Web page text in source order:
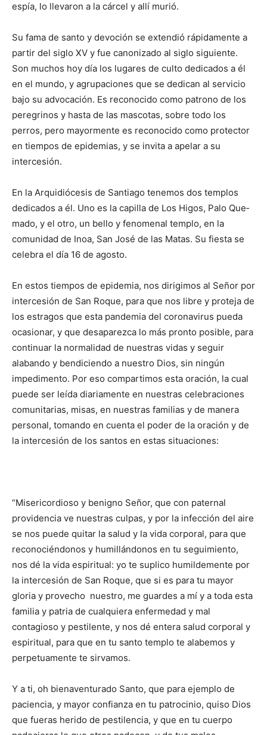
espía, lo llevaron a la cárcel y allí murió.
Su fama de santo y devoción se extendió rápidamente a
partir del siglo XV y fue ­canoni­zado al siglo siguiente.
Son muchos hoy día los lugares de culto dedicados a él
en el mundo, y agrupacio­nes que se dedican al servicio
bajo su advocación. Es reconocido como patrono de los
peregrinos y hasta de las mascotas, sobre todo los
perros, pero mayormente es reco­nocido como protector
en tiempos de epide­mias, y se invita a ape­lar a su
intercesión.
En la Arquidiócesis de Santiago tenemos dos templos
dedicados a él. Uno es la capilla de Los Higos, Palo Que­
mado, y el otro, un bello y fenomenal templo, en la
comunidad de Inoa, San José de las Matas. Su fiesta se
celebra el día 16 de agosto.
En estos tiempos de epidemia, nos dirigimos al Señor por
intercesión de San Roque, para que nos libre y proteja de
los estragos que esta pandemia del coronavirus pueda
ocasionar, y que desaparezca lo más pronto posible, para
continuar la normalidad de nuestras vidas y seguir
alabando y bendiciendo a nuestro Dios, sin nin­gún
impedimento. Por eso compartimos esta oración, la cual
puede ser leída diariamente en nuestras celebraciones
comunitarias, misas, en nuestras familias y de manera
personal, tomando en cuenta el poder de la oración y de
la intercesión de los santos en estas situaciones:
“Misericordioso y benigno Señor, que con paternal
providencia ve nuestras culpas, y por la infección del aire
se nos puede quitar la salud y la vida corporal, para que
reconociéndonos y humillándonos en tu seguimiento,
nos dé la vida espiritual: yo te suplico humildemente por
la intercesión de San Roque, que si es para tu mayor
gloria y provecho nuestro, me guardes a mí y a toda esta
familia y patria de cualquiera enfermedad y mal
contagioso y pestilente, y nos dé entera salud corporal y
espiritual, para que en tu santo templo te ala­bemos y
perpetuamente te sirvamos.
Y a ti, oh bienaventurado Santo, que para ejemplo de
paciencia, y mayor confianza en tu patrocinio, quiso Dios
que fueras herido de pestilencia, y que en tu cuerpo